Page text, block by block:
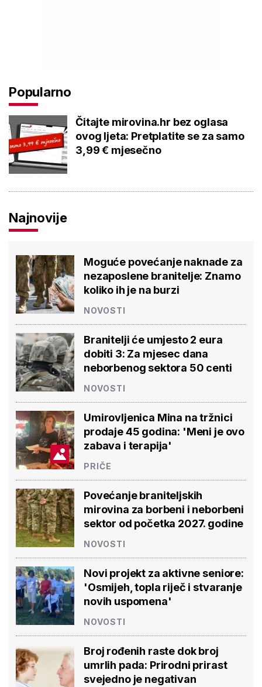
Popularno
Čitajte mirovina.hr bez oglasa
ovog ljeta: Pretplatite se za samo
3,99 € mjesečno
Najnovije
Moguće povećanje naknade za
nezaposlene branitelje: Znamo
koliko ih je na burzi
NOVOSTI
Branitelji će umjesto 2 eura
dobiti 3: Za mjesec dana
neborbenog sektora 50 centi
NOVOSTI
Umirovljenica Mina na tržnici
prodaje 45 godina: 'Meni je ovo
zabava i terapija'
PRIČE
Povećanje braniteljskih
mirovina za borbeni i neborbeni
sektor od početka 2027. godine
NOVOSTI
Novi projekt za aktivne seniore:
'Osmijeh, topla riječ i stvaranje
novih uspomena'
NOVOSTI
Broj rođenih raste dok broj
umrlih pada: Prirodni prirast
svejedno je negativan